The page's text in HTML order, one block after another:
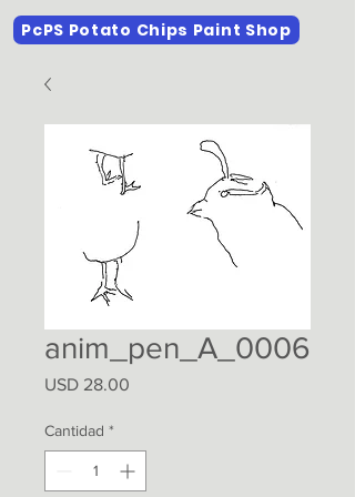
PcPS Potato Chips Paint Shop
anim_pen_A_0006
USD 28.00
Cantidad *